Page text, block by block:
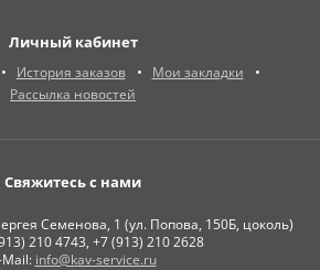
Личный кабинет
История заказов
Мои закладки
Рассылка новостей
Свяжитесь с нами
Семенова, 1 (ул. Попова, 150Б, цоколь)
210 4743, +7 (913) 210 2628
Mail: info@kav-service.ru